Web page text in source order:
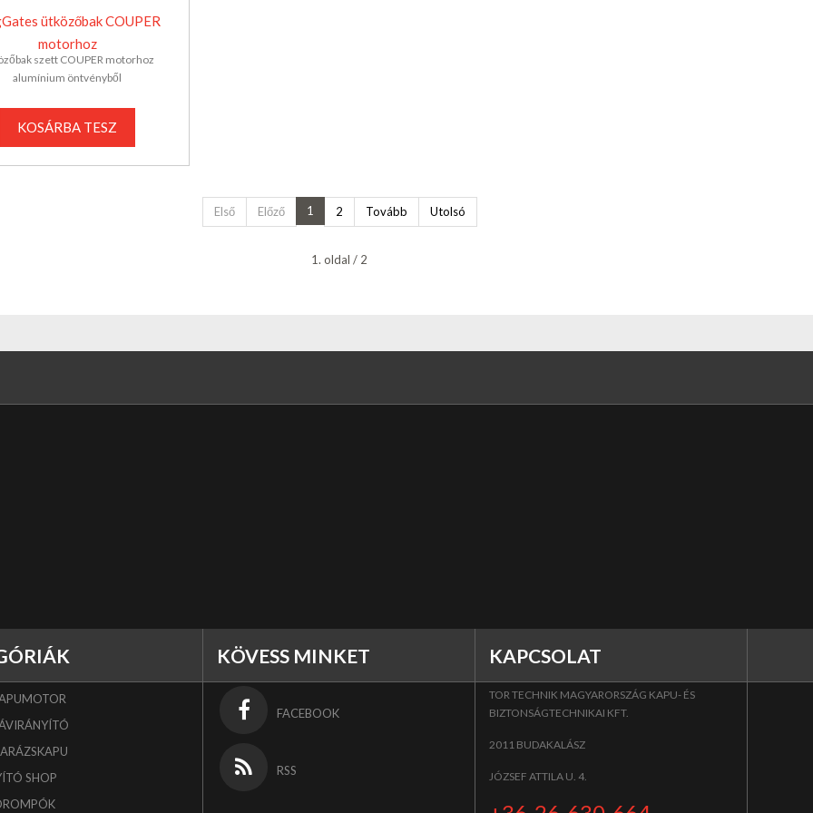
ütközőbak COUPER
motorhoz
szett COUPER motorhoz
alumínium öntvényből
KOSÁRBA TESZ
Első Előző 1 2 Tovább Utolsó
1. oldal / 2
SHOP
KÖVESS MINKET
FACEBOOK
RSS
KAPCSOLAT
TOR TECHNIK MAGYARORSZÁG KAPU- ÉS
BIZTONSÁGTECHNIKAI KFT.
2011 BUDAKALÁSZ
JÓZSEF ATTILA U. 4.